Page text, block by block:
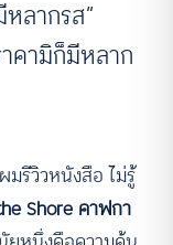
หลากรส”
คามิก็มีหลาก
มรีวิวหนังสือ ไม่รู้
Shore คาฟกา